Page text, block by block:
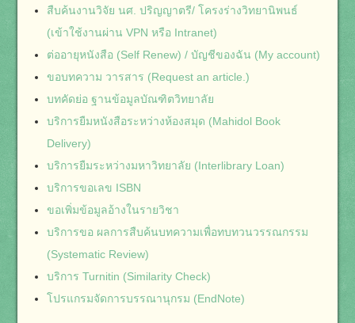
สืบค้นงานวิจัย นศ. ปริญญาตรี/ โครงร่างวิทยานิพนธ์
(เข้าใช้งานผ่าน VPN หรือ Intranet)
ต่ออายุหนังสือ (Self Renew) / บัญชีของฉัน (My account)
ขอบทความ วารสาร (Request an article.)
บทคัดย่อ ฐานข้อมูลบัณฑิตวิทยาลัย
บริการยืมหนังสือระหว่างห้องสมุด (Mahidol Book
Delivery)
บริการยืมระหว่างมหาวิทยาลัย (Interlibrary Loan)
บริการขอเลข ISBN
ขอเพิ่มข้อมูลอ้างในรายวิชา
บริการขอ ผลการสืบค้นบทความเพื่อทบทวนวรรณกรรม
(Systematic Review)
บริการ Turnitin (Similarity Check)
โปรแกรมจัดการบรรณานุกรม (EndNote)